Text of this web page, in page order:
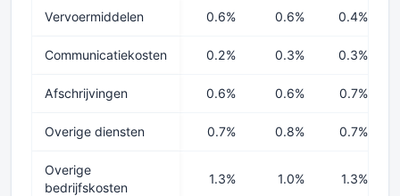
Vervoermiddelen 0.6% 0.6% 0.4%
Communicatiekosten 0.2% 0.3% 0.3%
Afschrijvingen 0.6% 0.6% 0.7%
Overige diensten 0.7% 0.8% 0.7%
Overige
bedrijfskosten
1.3% 1.0% 1.3%